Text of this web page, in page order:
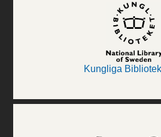
Kungliga